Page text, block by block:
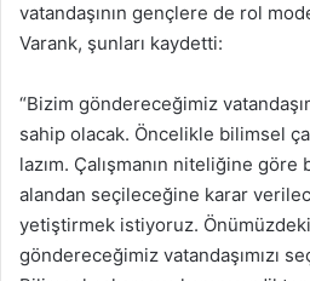
vatandaşının gençlere de rol
Varank, şunları kaydetti:
“Bizim göndereceğimiz
sahip olacak. Öncelikle bilimsel
lazım. Çalışmanın niteliğine göre
alandan seçileceğine karar
yetiştirmek istiyoruz.
göndereceğimiz vatandaşımızı